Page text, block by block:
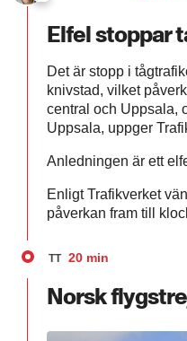
Elfel stoppar
Det är stopp i
knivstad, vilket
central och Uppsala,
Uppsala, uppger
Anledningen är ett
Enligt Trafikverket
påverkan fram till
TT 20 min
Norsk